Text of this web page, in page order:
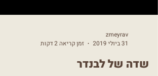
zmeyrav
31 ביולי 2019
זמן קריאה 2 דקות
שדה של לבנדר